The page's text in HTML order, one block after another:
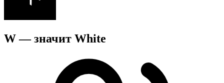
W — значит White